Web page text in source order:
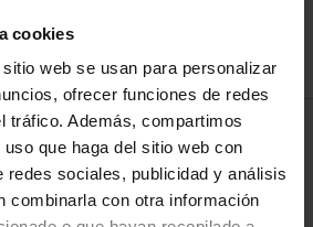
cookies
web se usan para personalizar
ofrecer funciones de redes
tráfico. Además, compartimos
que haga del sitio web con
redes sociales, publicidad y análisis
combinarla con otra información
REFINAR